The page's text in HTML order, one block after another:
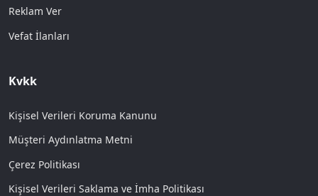
Reklam Ver
Vefat İlanları
Kvkk
Kişisel Verileri Koruma Kanunu
Müşteri Aydınlatma Metni
Çerez Politikası
Kişisel Verileri Saklama ve İmha Politikası